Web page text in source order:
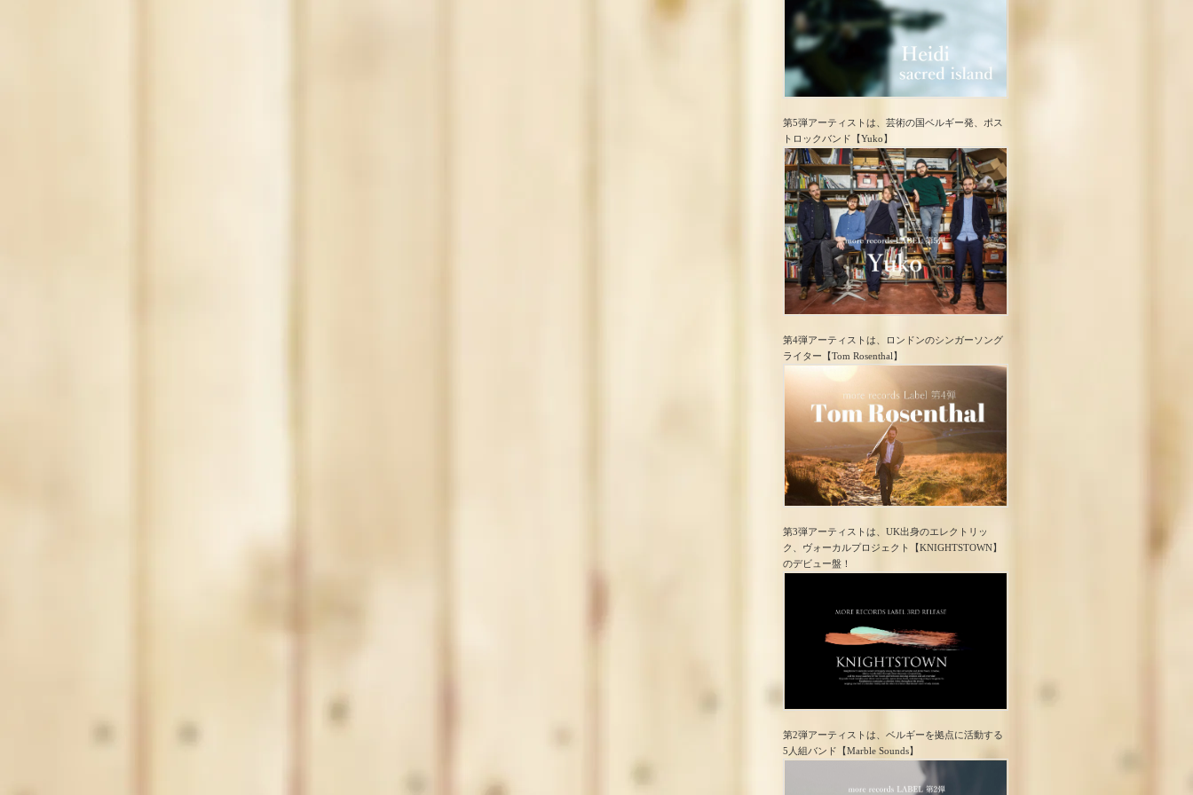
第5弾アーティストは、芸術の国ベルギー発、ポス
トロック​バンド【Yuko】
第4弾アーティストは、ロンドンのシンガーソング
ライター【Tom Rosenthal】
第3弾アーティストは、UK出身のエレクトリッ
ク、ヴォーカルプロジェクト【KNIGHTSTOWN】
のデビュー盤！
第2弾アーティストは、ベルギーを拠点に活動する
5人組バンド【Marble Sounds】